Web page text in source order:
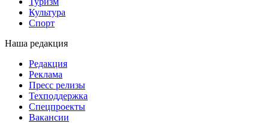
Культура
Спорт
Наша редакция
Редакция
Реклама
Пресс релизы
Техподдержка
Спецпроекты
Вакансии